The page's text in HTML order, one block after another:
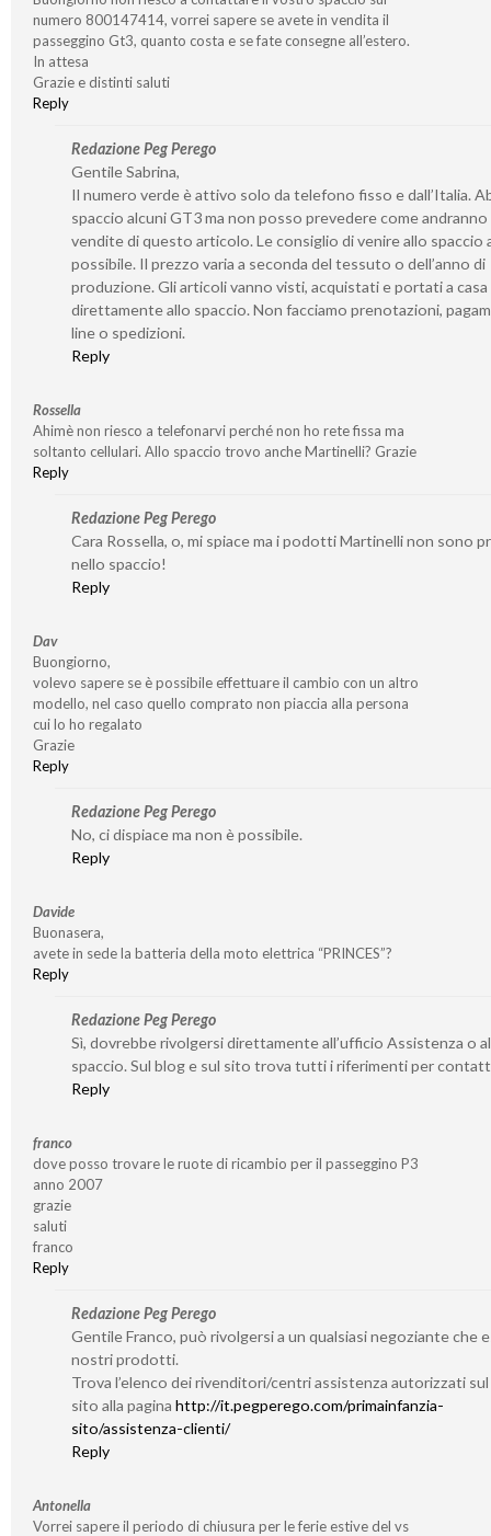
numero 800147414, vorrei sapere se avete in vendita il
passeggino Gt3, quanto costa e se fate consegne all’estero.
In attesa
Grazie e distinti saluti
Reply
Redazione Peg Perego
Gentile Sabrina,
Il numero verde è attivo solo da telefono fisso e dall’Italia.
spaccio alcuni GT3 ma non posso prevedere come andranno
vendite di questo articolo. Le consiglio di venire allo spaccio
possibile. Il prezzo varia a seconda del tessuto o dell’anno di
produzione. Gli articoli vanno visti, acquistati e portati a casa
direttamente allo spaccio. Non facciamo prenotazioni,
line o spedizioni.
Reply
Rossella
Ahimè non riesco a telefonarvi perché non ho rete fissa ma
soltanto cellulari. Allo spaccio trovo anche Martinelli? Grazie
Reply
Redazione Peg Perego
Cara Rossella, o, mi spiace ma i podotti Martinelli non sono
nello spaccio!
Reply
Dav
Buongiorno,
volevo sapere se è possibile effettuare il cambio con un altro
modello, nel caso quello comprato non piaccia alla persona
cui lo ho regalato
Grazie
Reply
Redazione Peg Perego
No, ci dispiace ma non è possibile.
Reply
Davide
Buonasera,
avete in sede la batteria della moto elettrica “PRINCES”?
Reply
Redazione Peg Perego
Sì, dovrebbe rivolgersi direttamente all’ufficio Assistenza o
spaccio. Sul blog e sul sito trova tutti i riferimenti per
Reply
franco
dove posso trovare le ruote di ricambio per il passeggino P3
anno 2007
grazie
saluti
franco
Reply
Redazione Peg Perego
Gentile Franco, può rivolgersi a un qualsiasi negoziante che
nostri prodotti.
Trova l’elenco dei rivenditori/centri assistenza autorizzati
sito alla pagina http://it.pegperego.com/primainfanzia-
sito/assistenza-clienti/
Reply
Antonella
Vorrei sapere il periodo di chiusura per le ferie estive del vs